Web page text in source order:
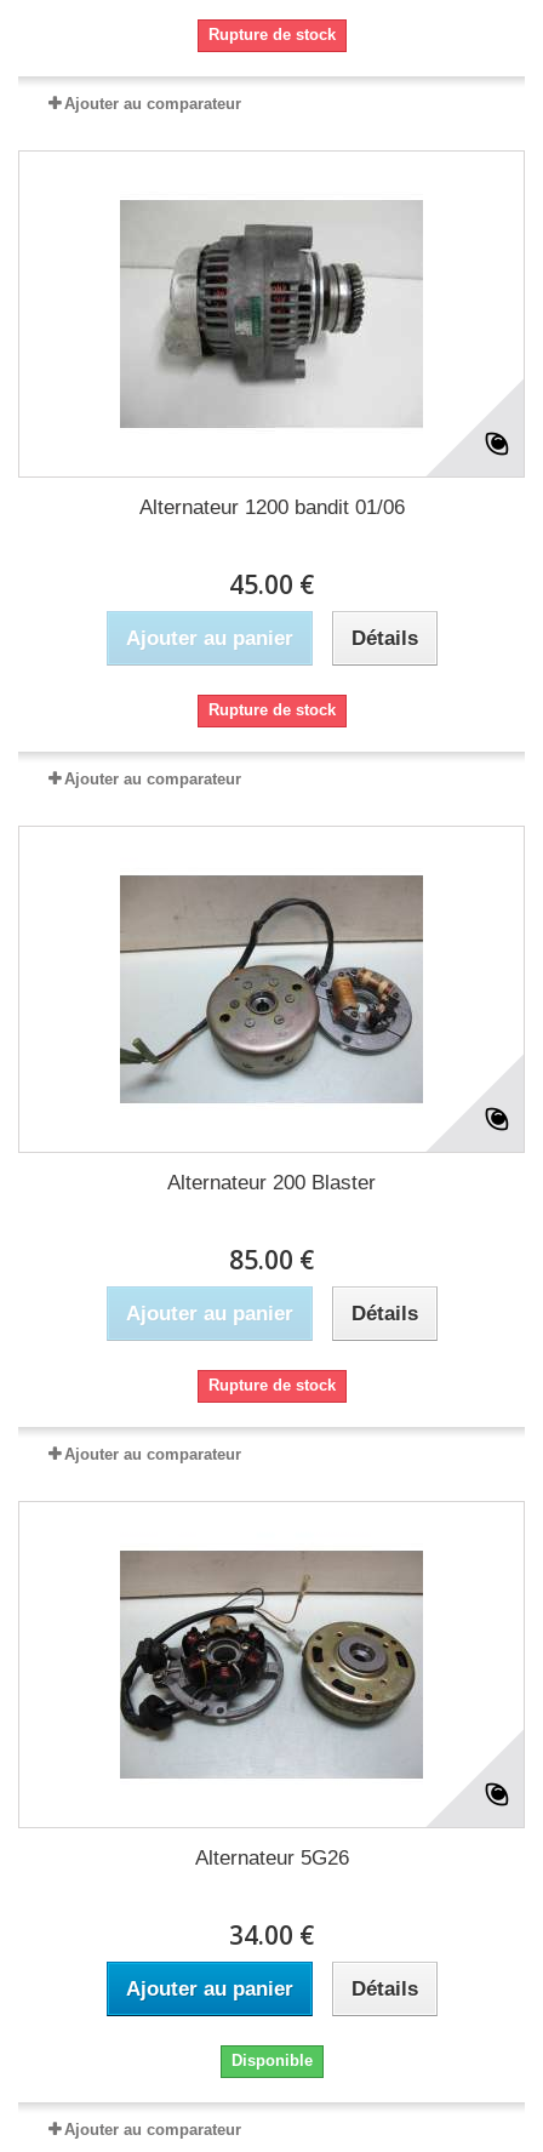
Rupture de stock
Ajouter au comparateur
Alternateur 1200 bandit 01/06
45.00 €
Ajouter au panier Détails
Rupture de stock
Ajouter au comparateur
Alternateur 200 Blaster
85.00 €
Ajouter au panier Détails
Rupture de stock
Ajouter au comparateur
Alternateur 5G26
34.00 €
Ajouter au panier Détails
Disponible
Ajouter au comparateur